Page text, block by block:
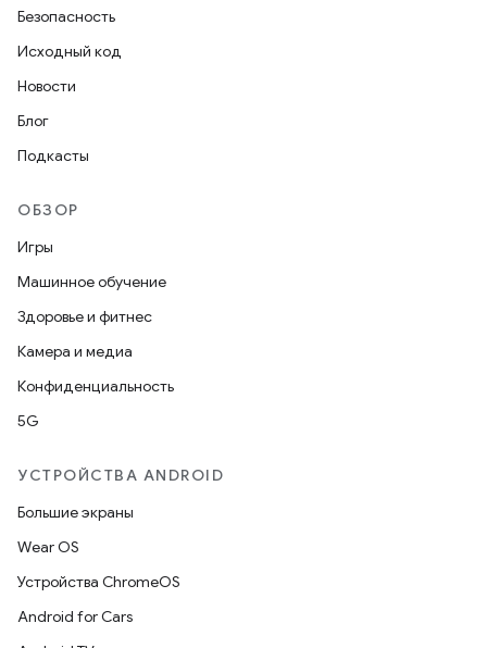
Безопасность
Исходный код
Новости
Блог
Подкасты
ОБЗОР
Игры
Машинное обучение
Здоровье и фитнес
Камера и медиа
Конфиденциальность
5G
УСТРОЙСТВА ANDROID
Большие экраны
Wear OS
Устройства ChromeOS
Android for Cars